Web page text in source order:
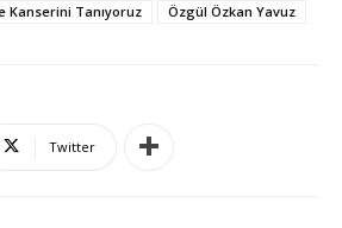
Kanserini Tanıyoruz Özgül Özkan Yavuz
Twitter